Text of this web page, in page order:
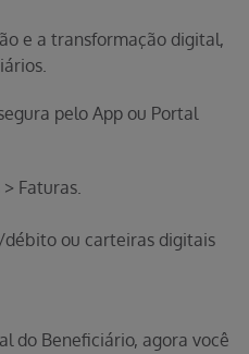
e a transformação digital,
pelo App ou Portal
Faturas.
débito ou carteiras digitais
do Beneficiário, agora você